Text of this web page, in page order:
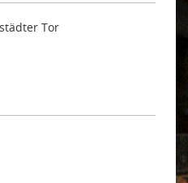
Tor